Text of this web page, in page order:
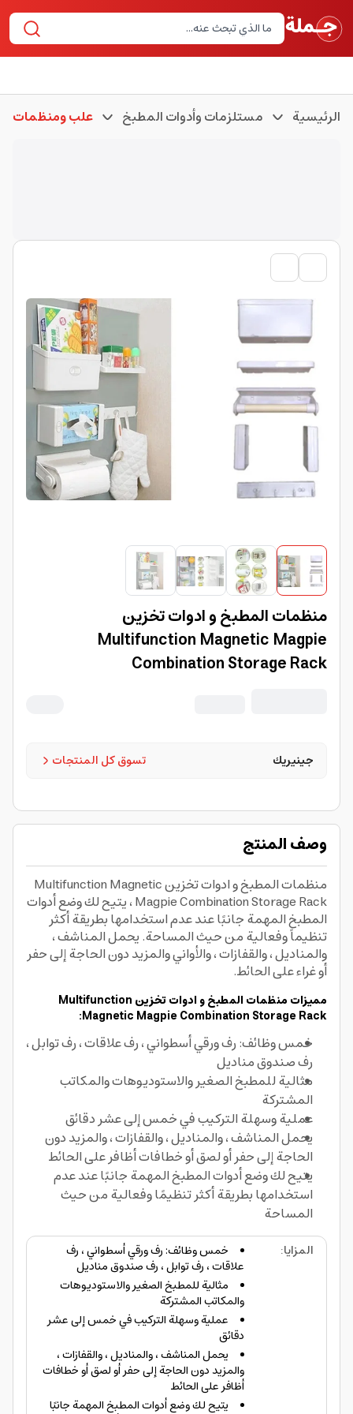
الرئيسية مستلزمات وأدوات المطبخ علب ومنظمات
منظمات المطبخ و ادوات تخزين
Multifunction Magnetic Magpie
Combination Storage Rack
تسوق كل المنتجات جينيريك
وصف المنتج
منظمات المطبخ و ادوات تخزين Multifunction Magnetic
Magpie Combination Storage Rack ، يتيح لك وضع أدوات
المطبخ المهمة جانبًا عند عدم استخدامها بطريقة أكثر
تنظيماً وفعالية من حيث المساحة. يحمل المناشف ،
والمناديل ، والقفازات ، والأواني والمزيد دون الحاجة إلى حفر
أو غراء على الحائط.
مميزات منظمات المطبخ و ادوات تخزين Multifunction
Magnetic Magpie Combination Storage Rack:
خمس وظائف: رف ورقي أسطواني ، رف علاقات ، رف توابل ،
رف صندوق مناديل
مثالية للمطبخ الصغير والاستوديوهات والمكاتب
المشتركة
عملية وسهلة التركيب في خمس إلى عشر دقائق
يحمل المناشف ، والمناديل ، والقفازات ، والمزيد دون
الحاجة إلى حفر أو لصق أو خطافات أظافر على الحائط
يتيح لك وضع أدوات المطبخ المهمة جانبًا عند عدم
استخدامها بطريقة أكثر تنظيمًا وفعالية من حيث
المساحة
المزايا:
خمس وظائف: رف ورقي أسطواني ، رف
علاقات ، رف توابل ، رف صندوق مناديل
مثالية للمطبخ الصغير والاستوديوهات
والمكاتب المشتركة
عملية وسهلة التركيب في خمس إلى عشر
دقائق
يحمل المناشف ، والمناديل ، والقفازات ،
والمزيد دون الحاجة إلى حفر أو لصق أو خطافات
أظافر على الحائط
يتيح لك وضع أدوات المطبخ المهمة جانبًا